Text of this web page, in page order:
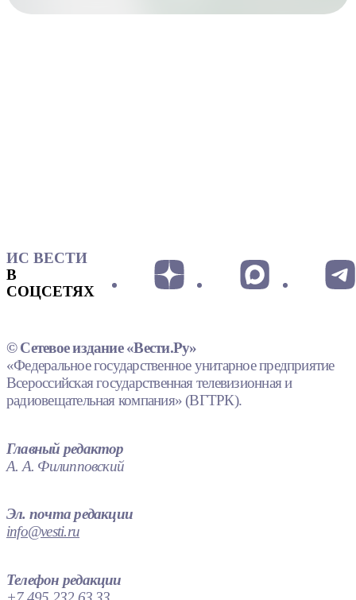
ИС ВЕСТИ
В
СОЦСЕТЯХ
© Сетевое издание «Вести.Ру»
«Федеральное государственное унитарное предприятие
Всероссийская государственная телевизионная и
радиовещательная компания» (ВГТРК).
Главный редактор
А. А. Филипповский
Эл. почта редакции
info@vesti.ru
Телефон редакции